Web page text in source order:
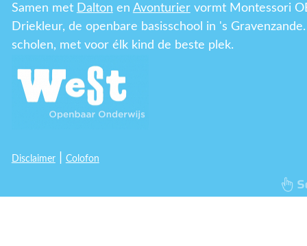
Samen met Dalton en Avonturiervormt Montessori
Driekleur, de openbare basisschool in 's
scholen, met voor élk kind de beste plek.
Disclaimer| Colofon